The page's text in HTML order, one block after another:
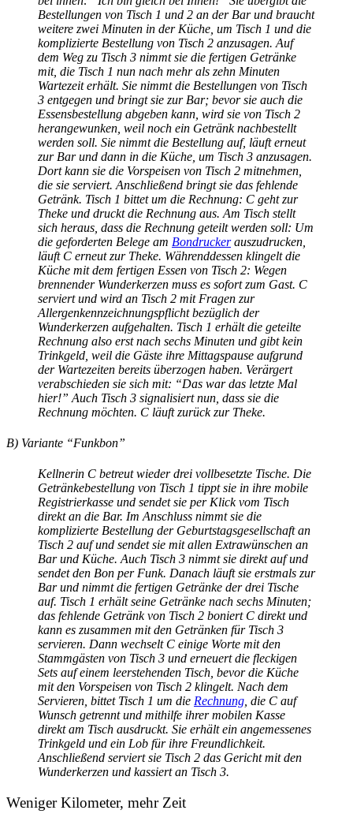
Bestellungen von Tisch 1 und 2 an der Bar und braucht
weitere zwei Minuten in der Küche, um Tisch 1 und die
komplizierte Bestellung von Tisch 2 anzusagen. Auf
dem Weg zu Tisch 3 nimmt sie die fertigen Getränke
mit, die Tisch 1 nun nach mehr als zehn Minuten
Wartezeit erhält. Sie nimmt die Bestellungen von Tisch
3 entgegen und bringt sie zur Bar; bevor sie auch die
Essensbestellung abgeben kann, wird sie von Tisch 2
herangewunken, weil noch ein Getränk nachbestellt
werden soll. Sie nimmt die Bestellung auf, läuft erneut
zur Bar und dann in die Küche, um Tisch 3 anzusagen.
Dort kann sie die Vorspeisen von Tisch 2 mitnehmen,
die sie serviert. Anschließend bringt sie das fehlende
Getränk. Tisch 1 bittet um die Rechnung: C geht zur
Theke und druckt die Rechnung aus. Am Tisch stellt
sich heraus, dass die Rechnung geteilt werden soll: Um
die geforderten Belege am Bondruckerauszudrucken,
läuft C erneut zur Theke. Währenddessen klingelt die
Küche mit dem fertigen Essen von Tisch 2: Wegen
brennender Wunderkerzen muss es sofort zum Gast. C
serviert und wird an Tisch 2 mit Fragen zur
Allergenkennzeichnungspflichtbezüglich der
Wunderkerzen aufgehalten. Tisch 1 erhält die geteilte
Rechnung also erst nach sechs Minuten und gibt kein
Trinkgeld, weil die Gäste ihre Mittagspause aufgrund
der Wartezeiten bereits überzogen haben. Verärgert
verabschieden sie sich mit: “Das war das letzte Mal
hier!” Auch Tisch 3 signalisiert nun, dass sie die
Rechnung möchten. C läuft zurück zur Theke.
B) Variante “Funkbon”
Kellnerin C betreut wieder drei vollbesetzte Tische. Die
Getränkebestellung von Tisch 1 tippt sie in ihre mobile
Registrierkasse und sendet sie per Klick vom Tisch
direkt an die Bar. Im Anschluss nimmt sie die
komplizierte Bestellung der Geburtstagsgesellschaft an
Tisch 2 auf und sendet sie mit allen Extrawünschen an
Bar und Küche. Auch Tisch 3 nimmt sie direkt auf und
sendet den Bon per Funk. Danach läuft sie erstmals zur
Bar und nimmt die fertigen Getränke der drei Tische
auf. Tisch 1 erhält seine Getränke nach sechs Minuten;
das fehlende Getränk von Tisch 2 boniert C direkt und
kann es zusammen mit den Getränken für Tisch 3
servieren. Dann wechselt C einige Worte mit den
Stammgästen von Tisch 3 und erneuert die fleckigen
Sets auf einem leerstehenden Tisch, bevor die Küche
mit den Vorspeisen von Tisch 2 klingelt. Nach dem
Servieren, bittet Tisch 1 um die Rechnung, die C auf
Wunsch getrennt und mithilfe ihrer mobilen Kasse
direkt am Tisch ausdruckt. Sie erhält ein angemessenes
Trinkgeld und ein Lob für ihre Freundlichkeit.
Anschließend serviert sie Tisch 2 das Gericht mit den
Wunderkerzen und kassiert an Tisch 3.
Weniger Kilometer, mehr Zeit